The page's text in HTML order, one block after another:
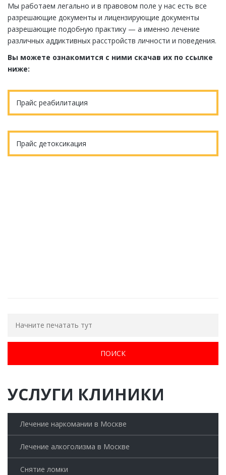
Мы работаем легально и в правовом поле у нас есть все
разрешающие документы и лицензирующие документы
разрешающие подобную практику — а именно лечение
различных аддиктивных расстройств личности и поведения.
Вы можете ознакомится с ними скачав их по ссылке
ниже:
Прайс реабилитация
Прайс детоксикация
УСЛУГИ КЛИНИКИ
Лечение наркомании в Москве
Лечение алкоголизма в Москве
Снятие ломки